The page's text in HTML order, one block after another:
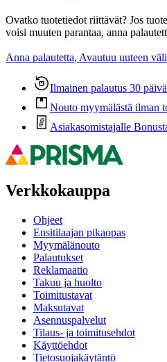
Ovatko tuotetiedot riittävät? Jos
voisi muuten parantaa, anna
Anna palautetta, Avautuu uuteen
Ilmainen palautus 30
Nouto myymälästä ilman
Asiakasomistajalle
Verkkokauppa
Ohjeet
Ensitilaajan pikaopas
Myymälänouto
Palautukset
Reklamaatio
Takuu ja huolto
Toimitustavat
Maksutavat
Asennuspalvelut
Tilaus- ja toimitusehdot
Käyttöehdot
Tietosuojakäytäntö